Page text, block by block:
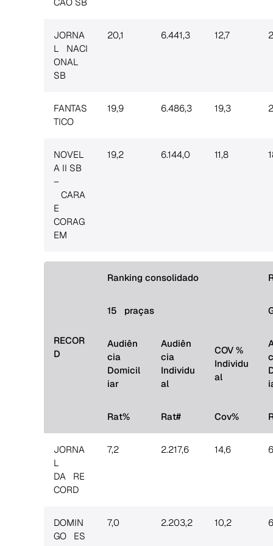
JORNA
L NACI
ONAL
SB
20,1 6.441,3 12,7
FANTAS
TICO
19,9 6.486,3 19,3
NOVEL
A II SB
–
CARA
E
CORAG
EM
19,2 6.144,0 11,8
RECOR
D
Ranking consolidado
15 praças
Audiên
cia
Domicil
iar
Audiên
cia
Individu
al
COV %
Individu
al
Rat% Rat# Cov%
JORNA
L
DA RE
CORD
7,2 2.217,6 14,6
DOMIN
GO ES
7,0 2.203,2 10,2